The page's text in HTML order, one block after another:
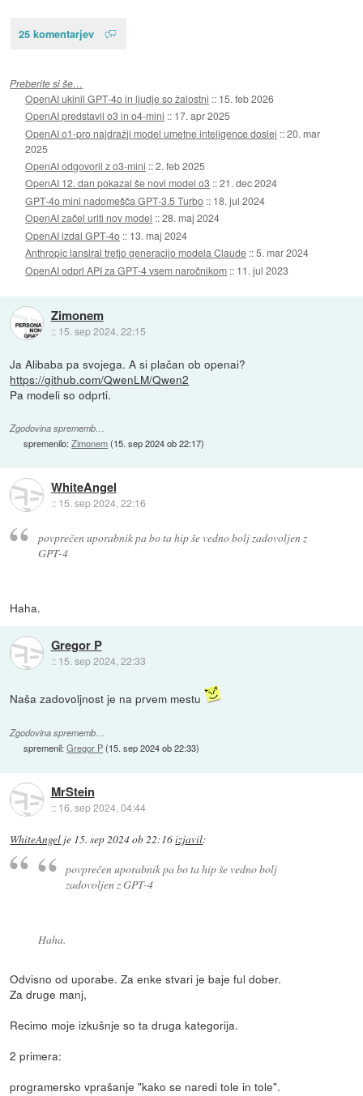
25 komentarjev
Preberite si še…
OpenAI ukinil GPT-4o in ljudje so žalostni :: 15. feb 2026
OpenAI predstavil o3 in o4-mini :: 17. apr 2025
OpenAI o1-pro najdražji model umetne inteligence doslej ::20. mar
2025
OpenAI odgovoril z o3-mini ::2. feb 2025
OpenAI 12. dan pokazal še novi model o3 ::21. dec 2024
GPT-4o mini nadomešča GPT-3.5 Turbo :: 18. jul 2024
OpenAI začel uriti nov model ::28. maj 2024
OpenAI izdal GPT-4o :: 13. maj 2024
Anthropic lansiral tretjo generacijo modela Claude ::5. mar 2024
OpenAI odprl API za GPT-4 vsem naročnikom :: 11. jul 2023
Zimonem
:: 15. sep 2024, 22:15
Ja Alibaba pa svojega. A si plačan ob openai?
https://github.com/QwenLM/Qwen2
Pa modeli so odprti.
Zgodovina sprememb…
spremenilo:Zimonem(15. sep 2024 ob 22:17)
WhiteAngel
:: 15. sep 2024, 22:16
povprečen uporabnik pa bo ta hip še vedno bolj zadovoljen z
GPT-4
Haha.
Gregor P
:: 15. sep 2024, 22:33
Naša zadovoljnost je na prvem mestu
Zgodovina sprememb…
spremenil:Gregor P(15. sep 2024 ob 22:33)
MrStein
:: 16. sep 2024, 04:44
WhiteAngel je 15. sep 2024 ob 22:16izjavil:
povprečen uporabnik pa bo ta hip še vedno bolj
zadovoljen z GPT-4
Haha.
Odvisno od uporabe. Za enke stvari je baje ful dober.
Za druge manj,
Recimo moje izkušnje so ta druga kategorija.
2 primera:
programersko vprašanje "kako se naredi tole in tole".